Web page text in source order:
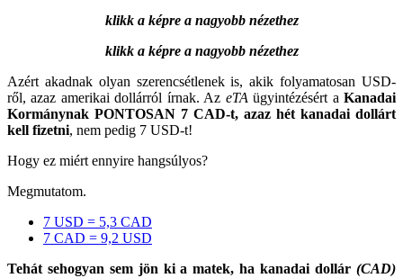
klikk a képre a nagyobb nézethez
klikk a képre a nagyobb nézethez
Azért akadnak olyan szerencsétlenek is, akik folyamatosan USD-
ről, azaz amerikai dollárról írnak. Az eTA ügyintézésért aKanadai
Kormánynak PONTOSAN 7 CAD-t, azaz hét kanadai dollárt
kell fizetni, nem pedig 7 USD-t!
Hogy ez miért ennyire hangsúlyos?
Megmutatom.
7 USD = 5,3 CAD
7 CAD = 9,2 USD
Tehát sehogyan sem jön ki a matek, ha kanadai dollár (CAD)